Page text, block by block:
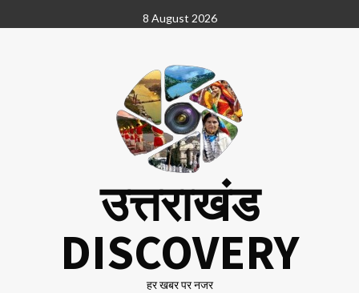
to
8 August 2026
उत्तराखंड
DISCOVERY
हर खबर पर नजर